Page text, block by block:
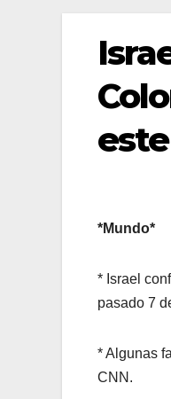
*Mundo*
* Israel
pasado 7
* Algunas
CNN.